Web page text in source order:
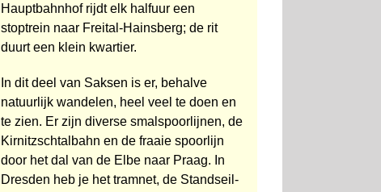
Hauptbahnhof rijdt elk halfuur een
stoptrein naar Freital-Hainsberg; de rit
duurt een klein kwartier.
In dit deel van Saksen is er, behalve
natuurlijk wandelen, heel veel te doen en
te zien. Er zijn diverse smal­spoorlijnen, de
Kirnitzschtal­bahn en de fraaie spoorlijn
door het dal van de Elbe naar Praag. In
Dresden heb je het tramnet, de Standseil­